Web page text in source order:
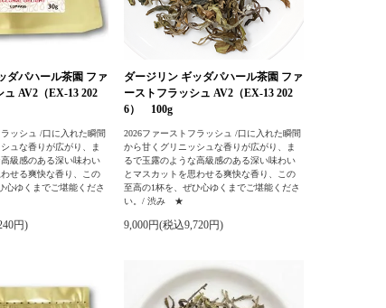
ダパハール茶園 ファ
ュ AV2（EX-13 202
ッシュ /口に入れた瞬間
ュな香りが広がり、ま
級感のある深い味わい
せる爽快な香り、この
心ゆくまでご堪能くださ
円)
ダージリン ギッダパハール茶園 ファ
ーストフラッシュ AV2（EX-13 202
6） 100g
2026ファーストフラッシュ /口に入れた瞬間
から甘くグリニッシュな香りが広がり、ま
るで玉露のような高級感のある深い味わい
とマスカットを思わせる爽快な香り、この
至高の1杯を、ぜひ心ゆくまでご堪能くださ
い。/ 渋み ★
9,000円(税込9,720円)